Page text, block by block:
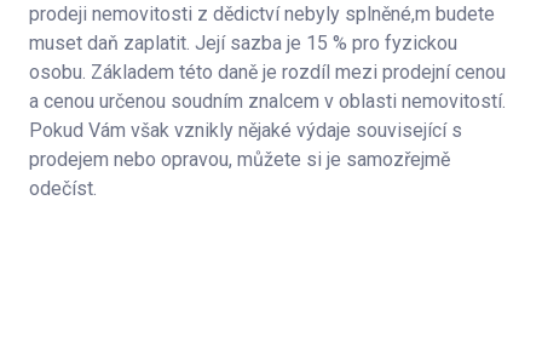
prodeji nemovitosti z dědictví nebyly splněné,m budete
muset daň zaplatit. Její sazba je 15 % pro fyzickou
osobu. Základem této daně je rozdíl mezi prodejní cenou
a cenou určenou soudním znalcem v oblasti nemovitostí.
Pokud Vám však vznikly nějaké výdaje související s
prodejem nebo opravou, můžete si je samozřejmě
odečíst.